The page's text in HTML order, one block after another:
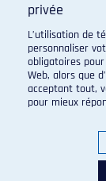
privée
L’utilisation de
personnaliser
obligatoires
Web, alors que
acceptant tout,
pour mieux